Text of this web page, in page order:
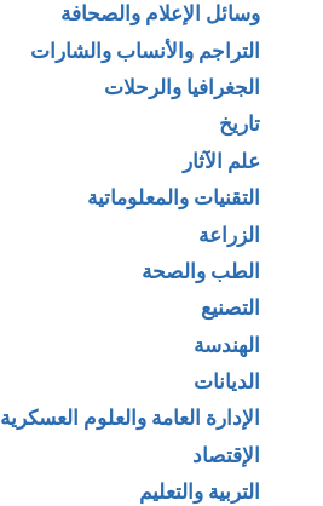
وسائل الإعلام والصحافة
التراجم والأنساب والشارات
الجغرافيا والرحلات
تاريخ
علم الآثار
التقنيات والمعلوماتية
الزراعة
الطب والصحة
التصنيع
الهندسة
الديانات
الإدارة العامة والعلوم العسكرية
الإقتصاد
التربية والتعليم